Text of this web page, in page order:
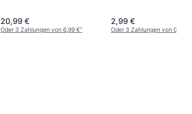
20,99 €
Oder 3 Zahlungen von 6,99 €¹
2,99 €
Oder 3 Zahlungen von 0,99 €